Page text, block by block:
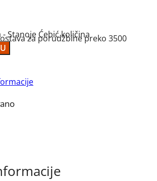
za porudžbine preko 3500
Stanoje Ćebić količina